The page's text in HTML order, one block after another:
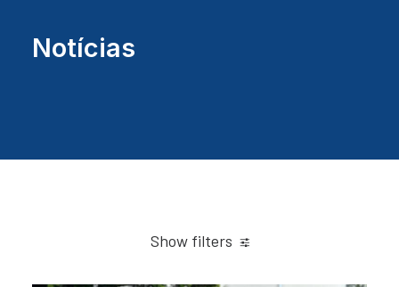
Notícias
Show filters